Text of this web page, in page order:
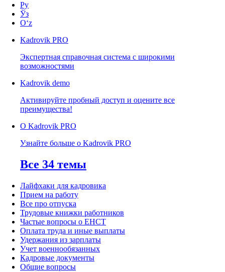
Ру
Ўз
Oʻz
Kadrovik PRO
Экспертная справочная система с широкими
возможностями
Kadrovik demo
Активируйте пробный доступ и оцените все
преимущества!
О Kadrovik PRO
Узнайте больше о Kadrovik PRO
Все 34 темы
Лайфхаки для кадровика
Прием на работу
Все про отпуска
Трудовые книжки работников
Частые вопросы о ЕНСТ
Оплата труда и иные выплаты
Удержания из зарплаты
Учет военнообязанных
Кадровые документы
Общие вопросы